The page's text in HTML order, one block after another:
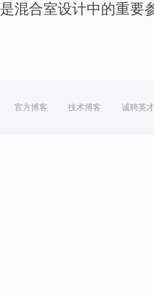
是混合室设计中的重要
官方博客 技术博客 诚聘英才